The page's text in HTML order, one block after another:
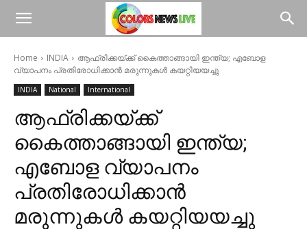
Home INDIA
ആഫ്രിക്കയ്‌ക്ക് കൈത്താങ്ങായി ഇന്ത്യ; എബോള
വ്യാപനം പ്രതിരോധിക്കാന്‍ മരുന്നുകള്‍ കയറ്റിയയച്ചു
INDIA National International
ആഫ്രിക്കയ്‌ക്ക്
കൈത്താങ്ങായി ഇന്ത്യ;
എബോള വ്യാപനം
പ്രതിരോധിക്കാന്‍
മരുന്നുകള്‍ കയറ്റിയയച്ചു